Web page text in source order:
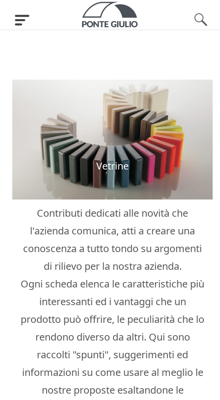
Vetrine
Contributi dedicati alle novità che
l'azienda comunica, atti a creare una
conoscenza a tutto tondo su argomenti
di rilievo per la nostra azienda.
Ogni scheda elenca le caratteristiche più
interessanti ed i vantaggi che un
prodotto può offrire, le peculiarità che lo
rendono diverso da altri. Qui sono
raccolti "spunti", suggerimenti ed
informazioni su come usare al meglio le
nostre proposte esaltandone le